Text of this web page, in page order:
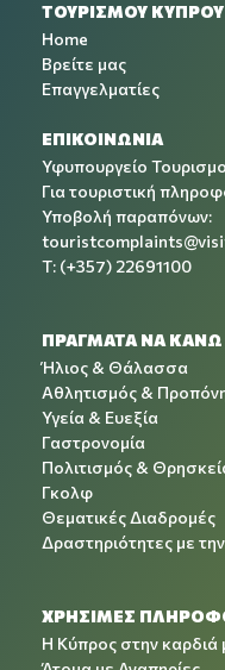
ΤΟΥΡΙΣΜΟΥ ΚΥΠΡΟΥ
Home
Βρείτε μας
Επαγγελματίες
ΕΠΙΚΟΙΝΩΝΙΑ
Υφυπουργείο
Για τουριστική
Υποβολή παραπόνων:
T: (+357) 22691100
ΠΡΑΓΜΑΤΑ ΝΑ ΚΑΝΩ
Ήλιος & Θάλασσα
Αθλητισμός &
Υγεία & Ευεξία
Γαστρονομία
Πολιτισμός &
Γκολφ
Θεματικές Διαδρομές
Δραστηριότητες με
ΧΡΉΣΙΜΕΣ
Η Κύπρος στην καρδιά